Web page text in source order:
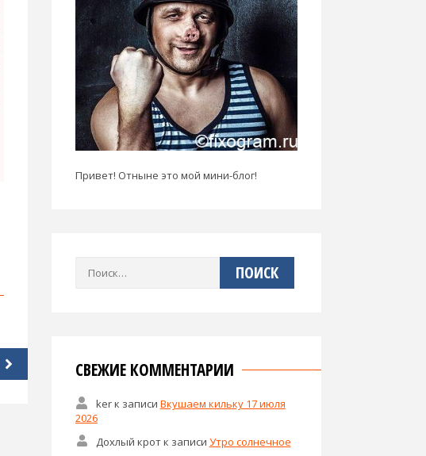
Привет! Отныне это мой мини-блог!
Найти:
СВЕЖИЕ КОММЕНТАРИИ
kerк записи Вкушаем кильку 17 июля
2026
Дохлый кротк записи Утро солнечное